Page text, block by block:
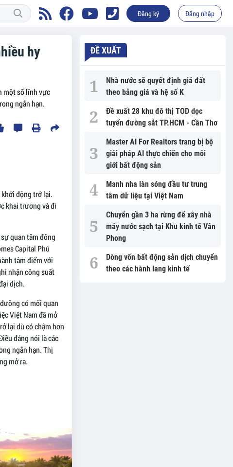
Đăng ký Đăng nhập
hy
một số lĩnh vực
ngắn hạn.
động trở lại.
khai trương và đi
quan tâm đông
Capital Phú
tâm điểm với
nhận công suất
dịch.
có mối quan
Việt Nam đã mở
lại dù có chậm hơn
đáng nói là các
ngắn hạn. Thị
mở ra.
ĐỀ XUẤT
Nhà nước sẽ quyết định giá đất
theo bảng giá và hệ số K
Đề xuất 28 khu đô thị TOD dọc
tuyến đường sắt TP.HCM - Cần Thơ
Master AI For Realtors trang bị bộ
giải pháp AI thực chiến cho môi
giới bất động sản
Manh nha làn sóng đầu tư trung
tâm dữ liệu tại Việt Nam
Chuyển gần 3 ha rừng để xây nhà
máy nước sạch tại Khu kinh tế Vân
Phong
Dòng vốn bất động sản dịch chuyển
theo các hành lang kinh tế